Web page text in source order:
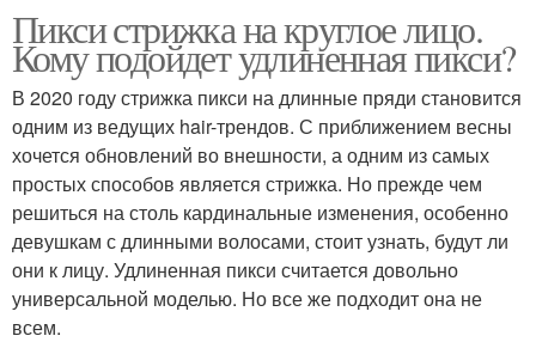
Пикси стрижка на круглое лицо.
Кому подойдет удлиненная пикси?
В 2020 году стрижка пикси на длинные пряди становится
одним из ведущих hair-трендов. С приближением весны
хочется обновлений во внешности, а одним из самых
простых способов является стрижка. Но прежде чем
решиться на столь кардинальные изменения, особенно
девушкам с длинными волосами, стоит узнать, будут ли
они к лицу. Удлиненная пикси считается довольно
универсальной моделью. Но все же подходит она не
всем.